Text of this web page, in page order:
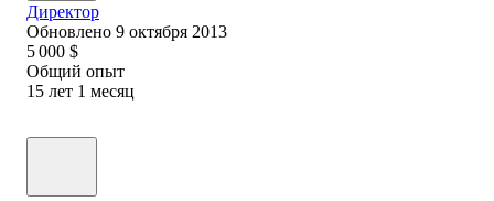
Директор
Обновлено 9 октября 2013
5 000 $
Общий опыт
15 лет 1 месяц